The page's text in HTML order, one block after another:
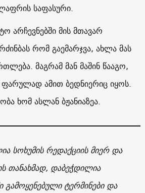
საფასური.
არჩევნებში მის მთავარ
რომ გაემარჯვა, ახლა მას
მაგრამ მან მაშინ წააგო,
ამით ბედნიერიც იყოს.
ხომ ასლან ბჟანიაზეა.
სოხუმის რედაქციის მიერ და
თანახმად, დაბეჭდილია
ტერმინები და